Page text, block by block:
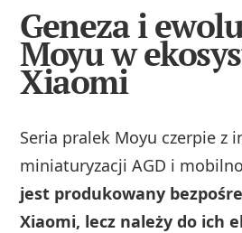
Geneza i
Moyu w
Xiaomi
Seria pralek Moyu czerpie z
miniaturyzacji AGD i
jest produkowany
Xiaomi, lecz należy do ich